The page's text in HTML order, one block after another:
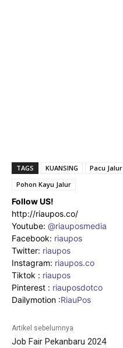
TAGS KUANSING Pacu Jalur
Pohon Kayu Jalur
Follow US!
http://riaupos.co/
Youtube: @riauposmedia
Facebook: riaupos
Twitter: riaupos
Instagram: riaupos.co
Tiktok : riaupos
Pinterest : riauposdotco
Dailymotion :RiauPos
Artikel sebelumnya
Job Fair Pekanbaru 2024